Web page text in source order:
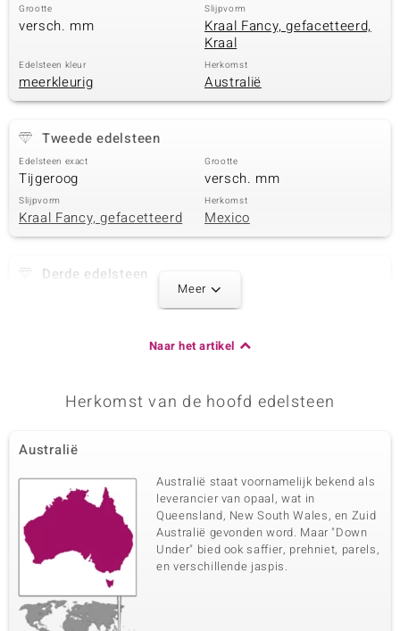
Grootte
versch. mm
Slijpvorm
Kraal Fancy, gefacetteerd,
Kraal
Edelsteen kleur
meerkleurig
Herkomst
Australië
Tweede edelsteen
Edelsteen exact
Tijgeroog
Grootte
versch. mm
Slijpvorm
Kraal Fancy, gefacetteerd
Herkomst
Mexico
Derde edelsteen
versch. mm
Kraal Fancy, gefacetteerd Mozambique
Vierde edelsteen
Zambia Amethist
Kraal Fancy, gefacetteerd Zambia
Vijfde edelsteen
Edelsteen exact Grootte
Slijpvorm
Kraal Fancy, gefacetteerd
Meer
Naar het artikel
Herkomst van de hoofd edelsteen
Australië
Australië staat voornamelijk bekend als
leverancier van opaal, wat in
Queensland, New South Wales, en Zuid
Australië gevonden word. Maar "Down
Under" bied ook saffier, prehniet, parels,
en verschillende jaspis.